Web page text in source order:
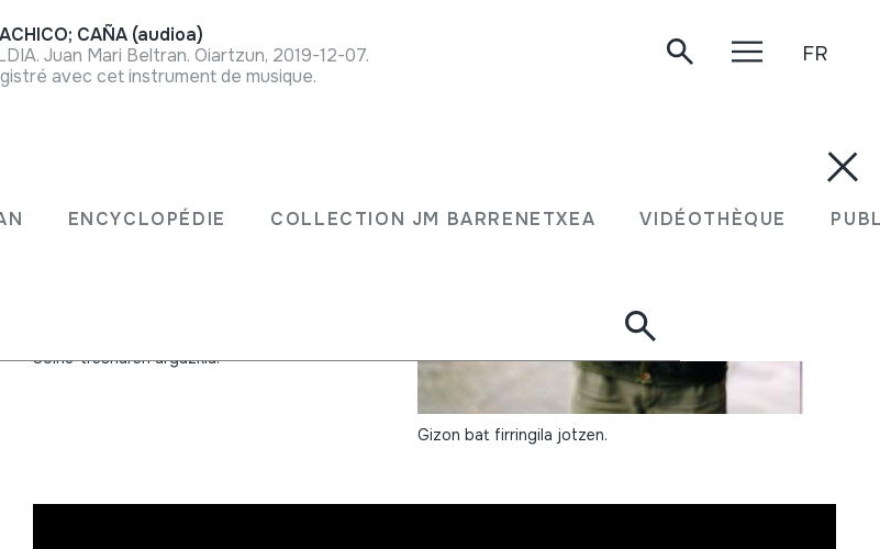
ENCYCLOPÉDIE COLLECTION JM BARRENETXEA VIDÉOTHÈQUE
CAÑA (audioa)
Juan Mari Beltran. Oiartzun, 2019-12-07.
avec cet instrument de musique.
FR
Soinu-tresnaren argazkia.
Gizon bat firringila jotzen.